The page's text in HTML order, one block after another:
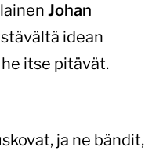
Johan
idean
itse pitävät.
ja ne bändit,